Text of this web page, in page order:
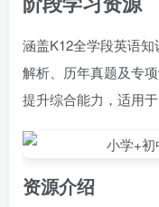
涵盖K12全学段英语
解析、历年真题及专
提升综合能力，适用
资源介绍